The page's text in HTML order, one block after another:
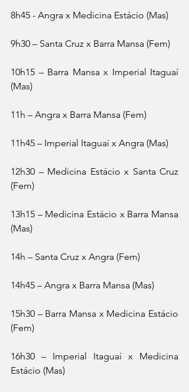
8h45 - Angra x Medicina Estácio (Mas)
9h30 – Santa Cruz x Barra Mansa (Fem)
10h15 – Barra Mansa x Imperial Itaguaí
(Mas)
11h – Angra x Barra Mansa (Fem)
11h45 – Imperial Itaguaí x Angra (Mas)
12h30 – Medicina Estácio x Santa Cruz
(Fem)
13h15 – Medicina Estácio x Barra Mansa
(Mas)
14h – Santa Cruz x Angra (Fem)
14h45 – Angra x Barra Mansa (Mas)
15h30 – Barra Mansa x Medicina Estácio
(Fem)
16h30 – Imperial Itaguaí x Medicina
Estácio (Mas)